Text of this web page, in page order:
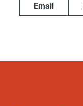
Email